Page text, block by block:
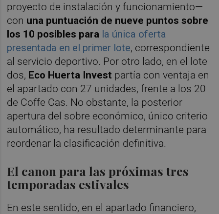
proyecto de instalación y funcionamiento—
con una puntuación de nueve puntos sobre
los 10 posibles para la única oferta
presentada en el primer lote, correspondiente
al servicio deportivo. Por otro lado, en el lote
dos, Eco Huerta Invest partía con ventaja en
el apartado con 27 unidades, frente a los 20
de Coffe Cas. No obstante, la posterior
apertura del sobre económico, único criterio
automático, ha resultado determinante para
reordenar la clasificación definitiva.
El canon para las próximas tres
temporadas estivales
En este sentido, en el apartado financiero,